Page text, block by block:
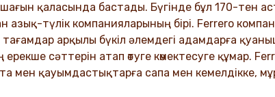
DISCOVER MORE
қаласында бастады. Бүгінде бұл 170-тен
азық-түлік компанияларының бірі. Ferrero
тағамдар арқылы бүкіл әлемдегі адамдарға
сәттерін атап өтуге көмектесуге құмар.
мен қауымдастықтарға сапа мен кемелдікке,